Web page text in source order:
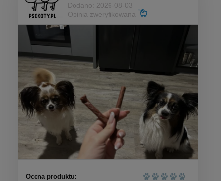
Dodano: 2026-08-03
Opinia zweryfikowana
Ocena produktu: